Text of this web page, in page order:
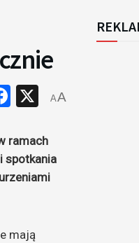
Facebook
X
AA
ramach
spotkania
mają